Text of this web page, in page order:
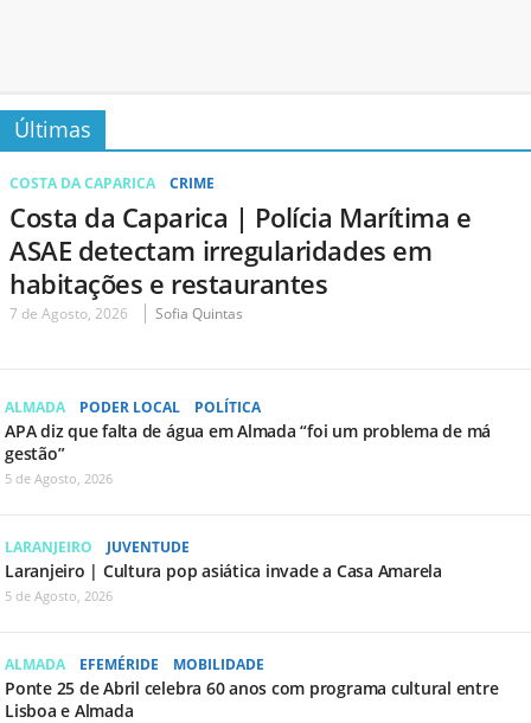
Últimas
COSTA DA CAPARICA CRIME
Costa da Caparica | Polícia Marítima e
ASAE detectam irregularidades em
habitações e restaurantes
7 de Agosto, 2026 Sofia Quintas
ALMADA PODER LOCAL POLÍTICA
APA diz que falta de água em Almada “foi um problema de má
gestão”
5 de Agosto, 2026
LARANJEIRO JUVENTUDE
Laranjeiro | Cultura pop asiática invade a Casa Amarela
5 de Agosto, 2026
ALMADA EFEMÉRIDE MOBILIDADE
Ponte 25 de Abril celebra 60 anos com programa cultural entre
Lisboa e Almada